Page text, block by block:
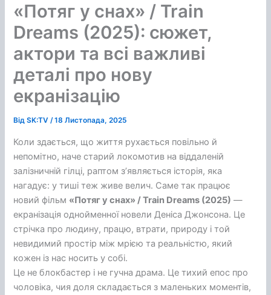
«Потяг у снах» / Train
Dreams (2025): сюжет,
актори та всі важливі
деталі про нову
екранізацію
ВідSK:TV/18 Листопада, 2025
Коли здається, що життя рухається повільно й
непомітно, наче старий локомотив на віддаленій
залізничній гілці, раптом з’являється історія, яка
нагадує: у тиші теж живе велич. Саме так працює
новий фільм «Потяг у снах» / Train Dreams (2025) —
екранізація однойменної новели Деніса Джонсона. Це
стрічка про людину, працю, втрати, природу і той
невидимий простір між мрією та реальністю, який
кожен із нас носить у собі.
Це не блокбастер і не гучна драма. Це тихий епос про
чоловіка, чия доля складається з маленьких моментів,